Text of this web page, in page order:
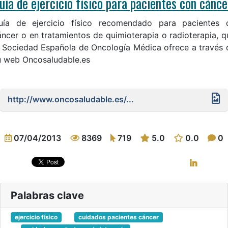
de ejercicio físico recomendado para pacientes
o en tratamientos de quimioterapia o radioterapia,
Española de Oncología Médica ofrece a través
web Oncosaludable.es
http://www.oncosaludable.es/...
07/04/2013 8369 719 5.0 0.0 0
Palabras clave
ejercicio físico
cuidados pacientes cáncer